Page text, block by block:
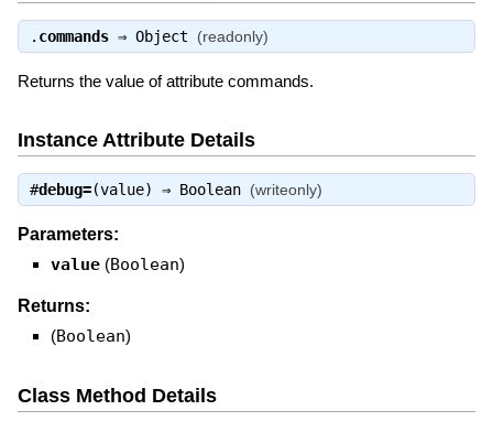
. commands⇒ Object (readonly)
Returns the value of attribute commands.
Instance Attribute Details
#debug=(value) ⇒ Boolean (writeonly)
Parameters:
value (Boolean)
Returns:
(Boolean)
Class Method Details